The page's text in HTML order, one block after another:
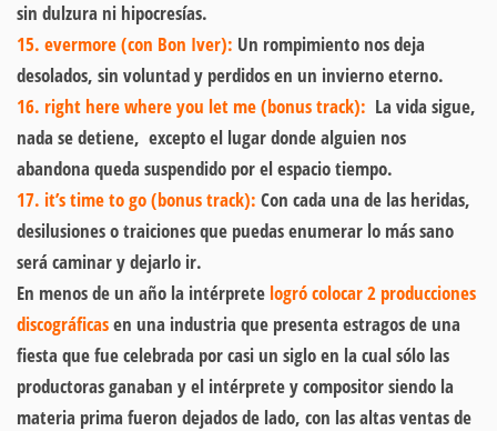
sin dulzura ni hipocresías.
15. evermore (con Bon Iver): Un rompimiento nos deja
desolados, sin voluntad y perdidos en un invierno eterno.
16. right here where you let me (bonus track): La vida sigue,
nada se detiene, excepto el lugar donde alguien nos
abandona queda suspendido por el espacio tiempo.
17. it’s time to go (bonus track): Con cada una de las heridas,
desilusiones o traiciones que puedas enumerar lo más sano
será caminar y dejarlo ir.
En menos de un año la intérprete logró colocar 2 producciones
discográficasen una industria que presenta estragos de una
fiesta que fue celebrada por casi un siglo en la cual sólo las
productoras ganaban y el intérprete y compositor siendo la
materia prima fueron dejados de lado, con las altas ventas de